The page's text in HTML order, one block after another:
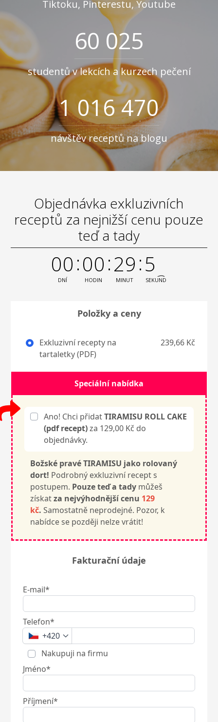
Tiktoku, Pinterestu, Youtube
60 025
studentů v lekcích a kurzech pečení
1 016 470
návštěv receptů na blogu
Objednávka exkluzivních
receptů za nejnižší cenu pouze
teď a tady
00
DNÍ
00
HODIN
29
MINUT
5
SEKUND
Položky a ceny
Exkluzivní recepty na
tartaletky (PDF)
239,66 Kč
Speciální nabídka
Ano! Chci přidatTIRAMISU ROLL CAKE
(pdf recept)za 129,00 Kč do
objednávky.
Božské pravé TIRAMISU jako rolovaný
dort! Podrobný exkluzivní recept s
postupem. Pouze teď a tady můžeš
získatza nejvýhodnější cenu 129
kč. Samostatně neprodejné. Pozor, k
nabídce se později nelze vrátit!
Fakturační údaje
E-mail*
Telefon*
+420
Nakupuji na firmu
Jméno*
Příjmení*